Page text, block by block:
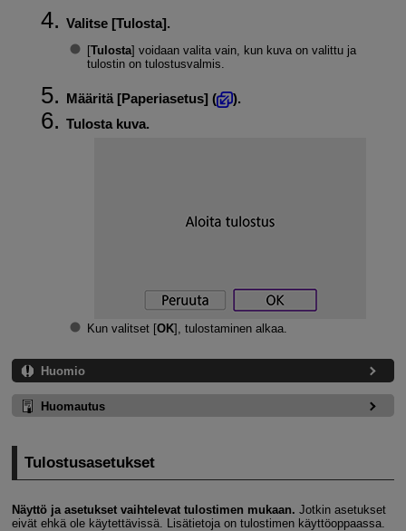
Valitse [Tulosta].
[Tulosta] voidaan valita vain, kun kuva on valittu ja
tulostin on tulostusvalmis.
Määritä [Paperiasetus] (
).
Tulosta kuva.
Kun valitset [OK], tulostaminen alkaa.
Huomio
Huomautus
Tulostusasetukset
Näyttö ja asetukset vaihtelevat tulostimen mukaan. Jotkin asetukset
eivät ehkä ole käytettävissä. Lisätietoja on tulostimen käyttöoppaassa.